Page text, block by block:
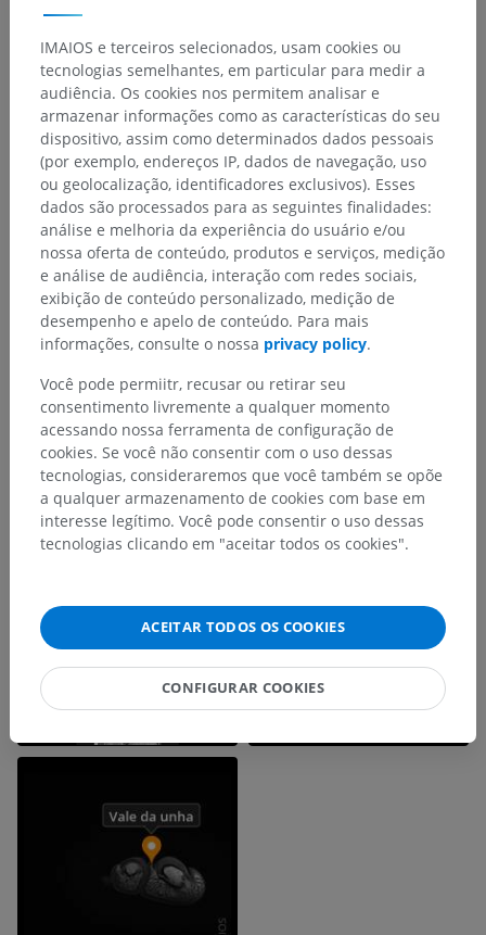
IMAIOS e terceiros selecionados, usam cookies ou
tecnologias semelhantes, em particular para medir a
audiência. Os cookies nos permitem analisar e
armazenar informações como as características do seu
dispositivo, assim como determinados dados pessoais
(por exemplo, endereços IP, dados de navegação, uso
ou geolocalização, identificadores exclusivos). Esses
dados são processados para as seguintes finalidades:
análise e melhoria da experiência do usuário e/ou
nossa oferta de conteúdo, produtos e serviços, medição
e análise de audiência, interação com redes sociais,
exibição de conteúdo personalizado, medição de
desempenho e apelo de conteúdo. Para mais
informações, consulte o nossa privacy policy.
Você pode permiitr, recusar ou retirar seu
consentimento livremente a qualquer momento
acessando nossa ferramenta de configuração de
cookies. Se você não consentir com o uso dessas
tecnologias, consideraremos que você também se opõe
a qualquer armazenamento de cookies com base em
interesse legítimo. Você pode consentir o uso dessas
tecnologias clicando em "aceitar todos os cookies".
ACEITAR TODOS OS COOKIES
CONFIGURAR COOKIES